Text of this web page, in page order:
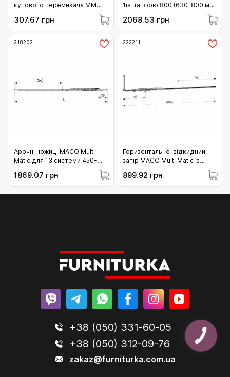
кутового перемикача MM
(224282)
307.67 грн
1is цапфою 800 (630-800 мм)
2068.53 грн
218202
Арочні ножиці MACO Multi
Matic для 13 системи 450-
(218202)
1869.07 грн
222211
Горизонтально-відкидний
запір MACO Multi Matic із
цапфою 450–1300 мм
(L=568.5 мм) (222211)
899.92 грн
+38 (050) 331-60-05
+38 (050) 312-09-76
zakaz@furniturka.com.ua